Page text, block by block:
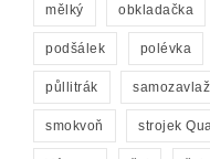
mělký obkladačka
podšálek polévka
půllitrák
smokvoň strojek